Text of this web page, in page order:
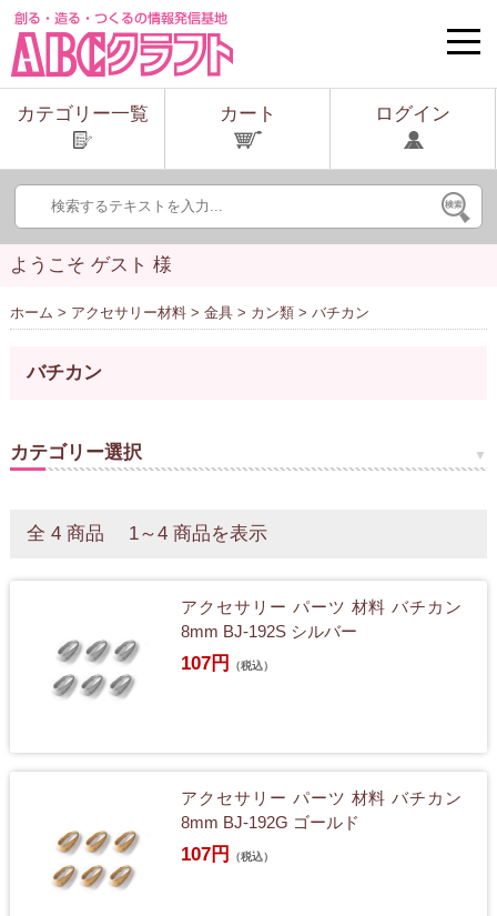
toggle
カテゴリー一覧
カート ログイン
ようこそ ゲスト 様
ホーム > アクセサリー材料> 金具> カン類> バチカン
バチカン
カテゴリー選択
全 4 商品 1～4 商品を表示
アクセサリー パーツ 材料 バチカン
8mm BJ-192S シルバー
107円 （税込）
アクセサリー パーツ 材料 バチカン
8mm BJ-192G ゴールド
107円 （税込）